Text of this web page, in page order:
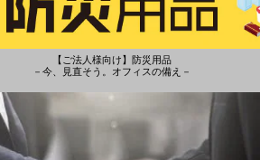
【ご法人様向け】防災用品
－今、見直そう。オフィスの備え－